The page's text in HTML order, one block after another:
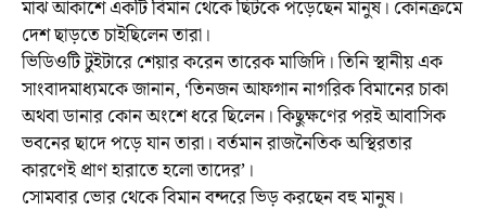
মাঝ আকাশে একটি বিমান থেকে ছিটকে পড়েছেন মানুষ। কোনক্রমে
দেশ ছাড়তে চাইছিলেন তারা।
ভিডিওটি টুইটারে শেয়ার করেন তারেক মাজিদি। তিনি স্থানীয় এক
সাংবাদমাধ্যমকে জানান, ‘তিনজন আফগান নাগরিক বিমানের চাকা
অথবা ডানার কোন অংশে ধরে ছিলেন। কিছুক্ষণের পরই আবাসিক
ভবনের ছাদে পড়ে যান তারা। বর্তমান রাজনৈতিক অস্থিরতার
কারণেই প্রাণ হারাতে হলো তাদের’।
সোমবার ভোর থেকে বিমান বন্দরে ভিড় করছেন বহু মানুষ।